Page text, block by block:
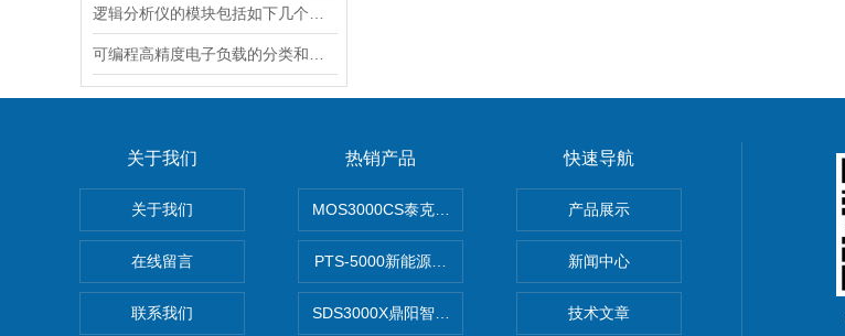
关于我们
关于我们
在线留言
联系我们
热销产品
MOS3000CS泰克2G高带宽示波器
PTS-5000新能源开发设计及实训系统
SDS3000X鼎阳智能示波器
快速导航
产品展示
新闻中心
技术文章